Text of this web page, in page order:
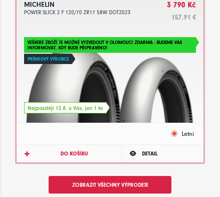
MICHELIN
POWER SLICK 2 F 120/70 ZR17 58W DOT2023
3 790 Kč
157.91 €
VEŠKERÉ ZBOŽÍ JE MOŽNÉ VYZVEDOUT V OLOMOUCI ZDARMA - BUDEME VÁS
INFORMOVAT, KDY BUDE PŘIPRAVENO!
PRÉMIOVÝ VÝROBCE
Nejpozději 12.8. u Vás, jen 1 ks
Letní
DO KOŠÍKU DETAIL
ZOBRAZIT VŠECHNY VÝPRODEJE